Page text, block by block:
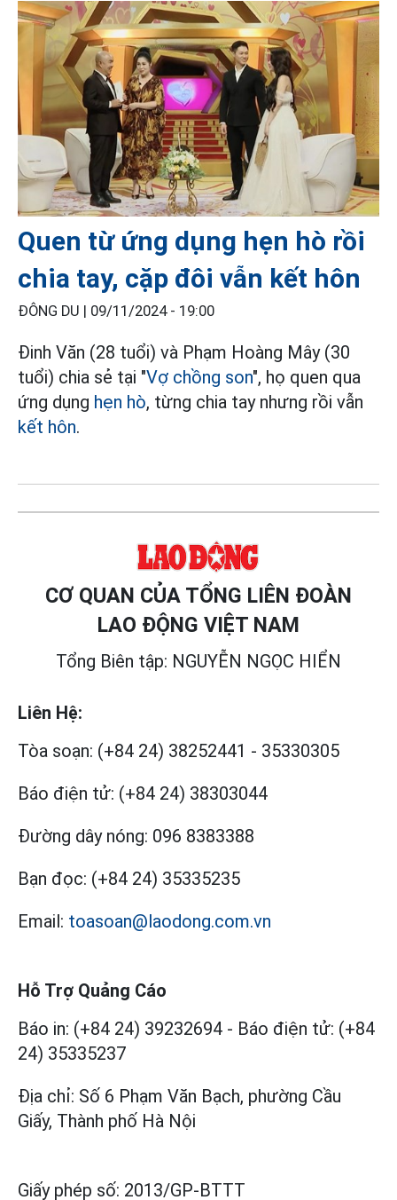
Quen từ ứng dụng hẹn hò rồi
chia tay, cặp đôi vẫn kết hôn
ĐÔNG DU | 09/11/2024 - 19:00
Đinh Văn (28 tuổi) và Phạm Hoàng Mây (30
tuổi) chia sẻ tại "Vợ chồng son", họ quen qua
ứng dụng hẹn hò, từng chia tay nhưng rồi vẫn
kết hôn.
CƠ QUAN CỦA TỔNG LIÊN ĐOÀN
LAO ĐỘNG VIỆT NAM
Tổng Biên tập: NGUYỄN NGỌC HIỂN
Liên Hệ:
Tòa soạn: (+84 24) 38252441 - 35330305
Báo điện tử: (+84 24) 38303044
Đường dây nóng: 096 8383388
Bạn đọc: (+84 24) 35335235
Email: toasoan@laodong.com.vn
Hỗ Trợ Quảng Cáo
Báo in: (+84 24) 39232694 - Báo điện tử: (+84
24) 35335237
Địa chỉ: Số 6 Phạm Văn Bạch, phường Cầu
Giấy, Thành phố Hà Nội
Giấy phép số: 2013/GP-BTTT